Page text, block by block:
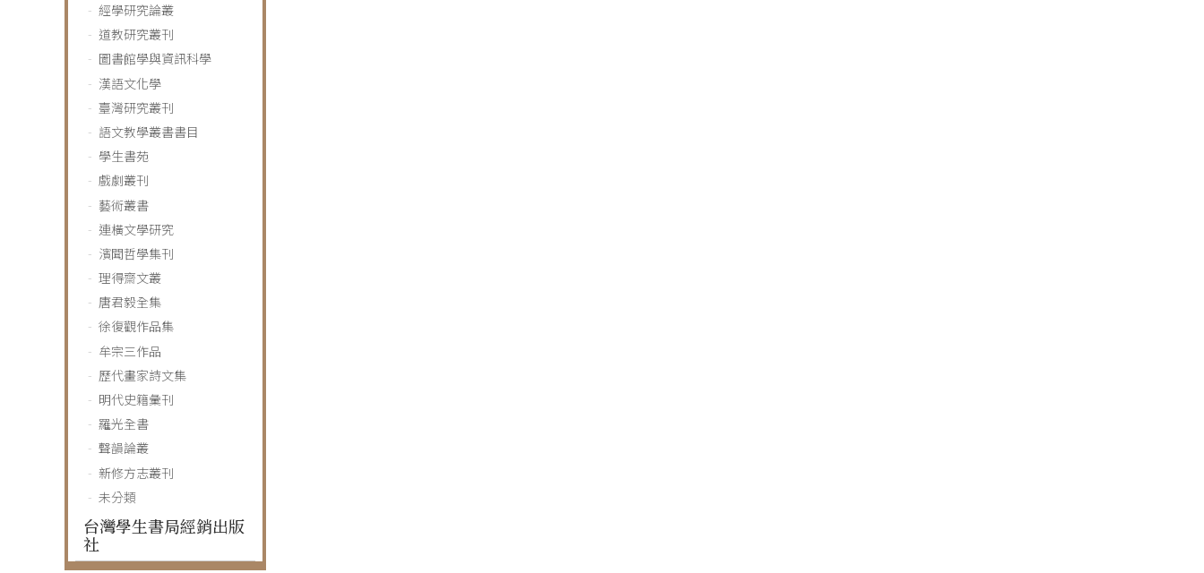
經學研究論叢
道教研究叢刊
圖書館學與資訊科學
漢語文化學
臺灣研究叢刊
語文教學叢書書目
學生書苑
戲劇叢刊
藝術叢書
連橫文學研究
濱聞哲學集刊
理得齋文叢
唐君毅全集
徐復觀作品集
牟宗三作品
歷代畫家詩文集
明代史籍彙刊
羅光全書
聲韻論叢
新修方志叢刊
未分類
台灣學生書局經銷出版
社